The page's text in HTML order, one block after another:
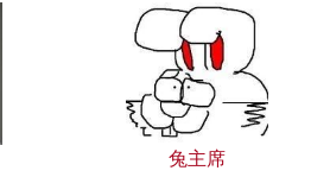
兔主席